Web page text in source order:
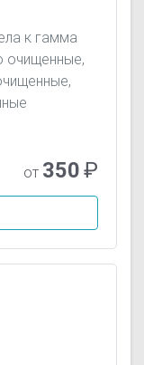
к гамма
очищенные,
от 350₽